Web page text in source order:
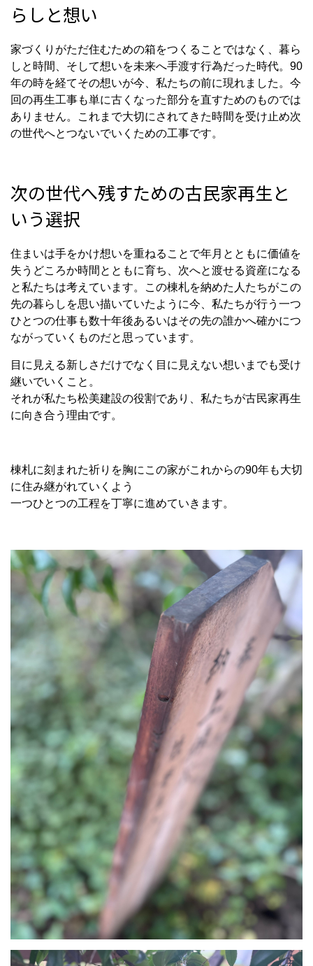
らしと想い
家づくりがただ住むための箱をつくることではなく、暮ら
しと時間、そして想いを未来へ手渡す行為だった時代。90
年の時を経てその想いが今、私たちの前に現れました。今
回の再生工事も単に古くなった部分を直すためのものでは
ありません。これまで大切にされてきた時間を受け止め次
の世代へとつないでいくための工事です。
次の世代へ残すための古民家再生と
いう選択
住まいは手をかけ想いを重ねることで年月とともに価値を
失うどころか時間とともに育ち、次へと渡せる資産になる
と私たちは考えています。この棟札を納めた人たちがこの
先の暮らしを思い描いていたように今、私たちが行う一つ
ひとつの仕事も数十年後あるいはその先の誰かへ確かにつ
ながっていくものだと思っています。
目に見える新しさだけでなく目に見えない想いまでも受け
継いでいくこと。
それが私たち松美建設の役割であり、私たちが古民家再生
に向き合う理由です。
棟札に刻まれた祈りを胸にこの家がこれからの90年も大切
に住み継がれていくよう
一つひとつの工程を丁寧に進めていきます。